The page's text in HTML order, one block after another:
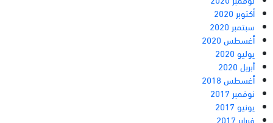
أكتوبر 2020
سبتمبر 2020
أغسطس 2020
يوليو 2020
أبريل 2020
أغسطس 2018
نوفمبر 2017
يونيو 2017
فبراير 2017